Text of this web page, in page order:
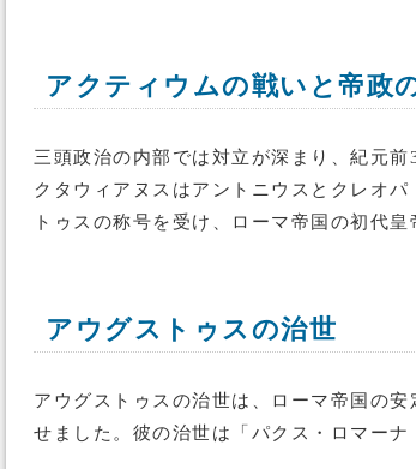
アクティウムの戦いと帝政
三頭政治の内部では対立が深まり、紀元
クタウィアヌスはアントニウスとクレオ
トゥスの称号を受け、ローマ帝国の初代皇
アウグストゥスの治世
アウグストゥスの治世は、ローマ帝国の
せました。彼の治世は「パクス・ロマー